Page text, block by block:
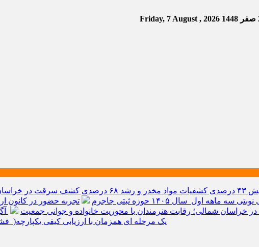
شمالی
سه ماهه اول سال ۱۴۰۵ حوزه ثبتی جاجرم
تجربه حضور در کانون
خراسان شمالی؛ رقابت هنرمندان با محوریت خانواده و جوانی جمعیت
یک مرحله ای همزمان با ارزیابی کیفی یکپارچه(